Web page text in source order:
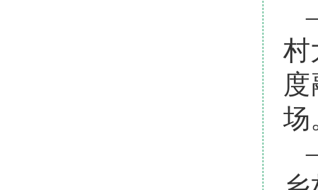
村
场